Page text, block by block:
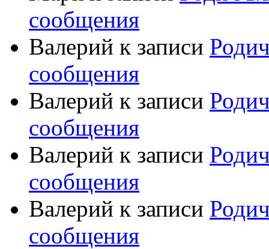
сообщения
Валерий к записи
сообщения
Валерий к записи
сообщения
Валерий к записи
сообщения
Валерий к записи
сообщения